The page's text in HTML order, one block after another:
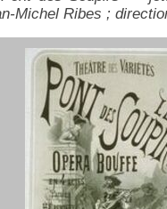
Michel Ribes ;